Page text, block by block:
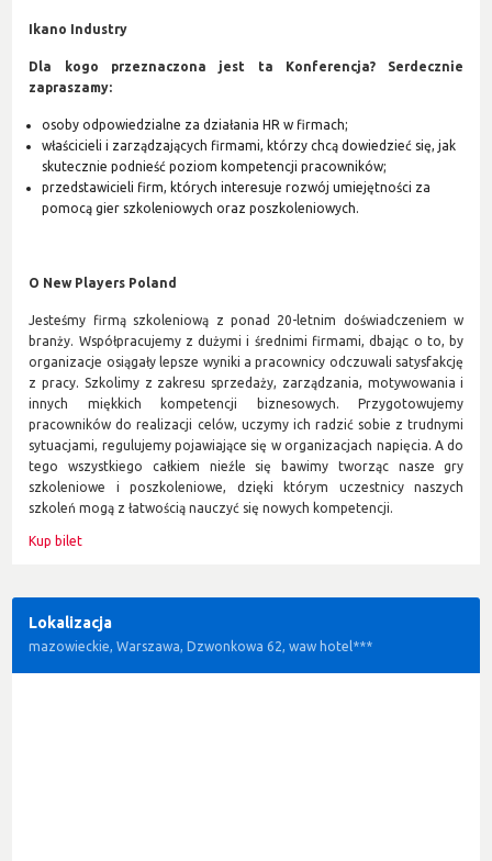
Ikano Industry
Dla kogo przeznaczona jest ta Konferencja? Serdecznie
zapraszamy:
osoby odpowiedzialne za działania HR w firmach;
właścicieli i zarządzających firmami, którzy chcą dowiedzieć się, jak
skutecznie podnieść poziom kompetencji pracowników;
przedstawicieli firm, których interesuje rozwój umiejętności za
pomocą gier szkoleniowych oraz poszkoleniowych.
O New Players Poland
Jesteśmy firmą szkoleniową z ponad 20-letnim doświadczeniem w
branży. Współpracujemy z dużymi i średnimi firmami, dbając o to, by
organizacje osiągały lepsze wyniki a pracownicy odczuwali satysfakcję
z pracy. Szkolimy z zakresu sprzedaży, zarządzania, motywowania i
innych miękkich kompetencji biznesowych. Przygotowujemy
pracowników do realizacji celów, uczymy ich radzić sobie z trudnymi
sytuacjami, regulujemy pojawiające się w organizacjach napięcia. A do
tego wszystkiego całkiem nieźle się bawimy tworząc nasze gry
szkoleniowe i poszkoleniowe, dzięki którym uczestnicy naszych
szkoleń mogą z łatwością nauczyć się nowych kompetencji.
Kup bilet
Lokalizacja
mazowieckie, Warszawa, Dzwonkowa 62, waw hotel***